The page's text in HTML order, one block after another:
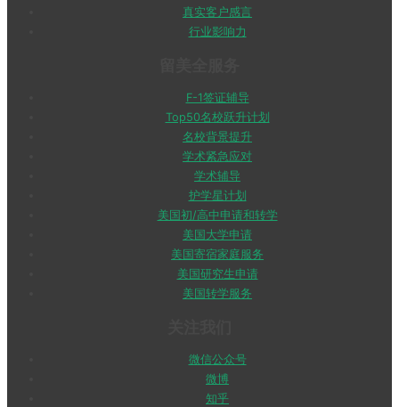
真实客户感言
行业影响力
F-1签证辅导
Top50名校跃升计划
名校背景提升
学术紧急应对
学术辅导
护学星计划
美国初/高中申请和转学
美国大学申请
美国寄宿家庭服务
美国研究生申请
美国转学服务
微信公众号
微博
知乎